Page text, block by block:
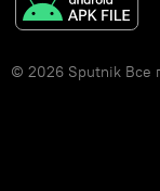
© 2026 Sputnik Все